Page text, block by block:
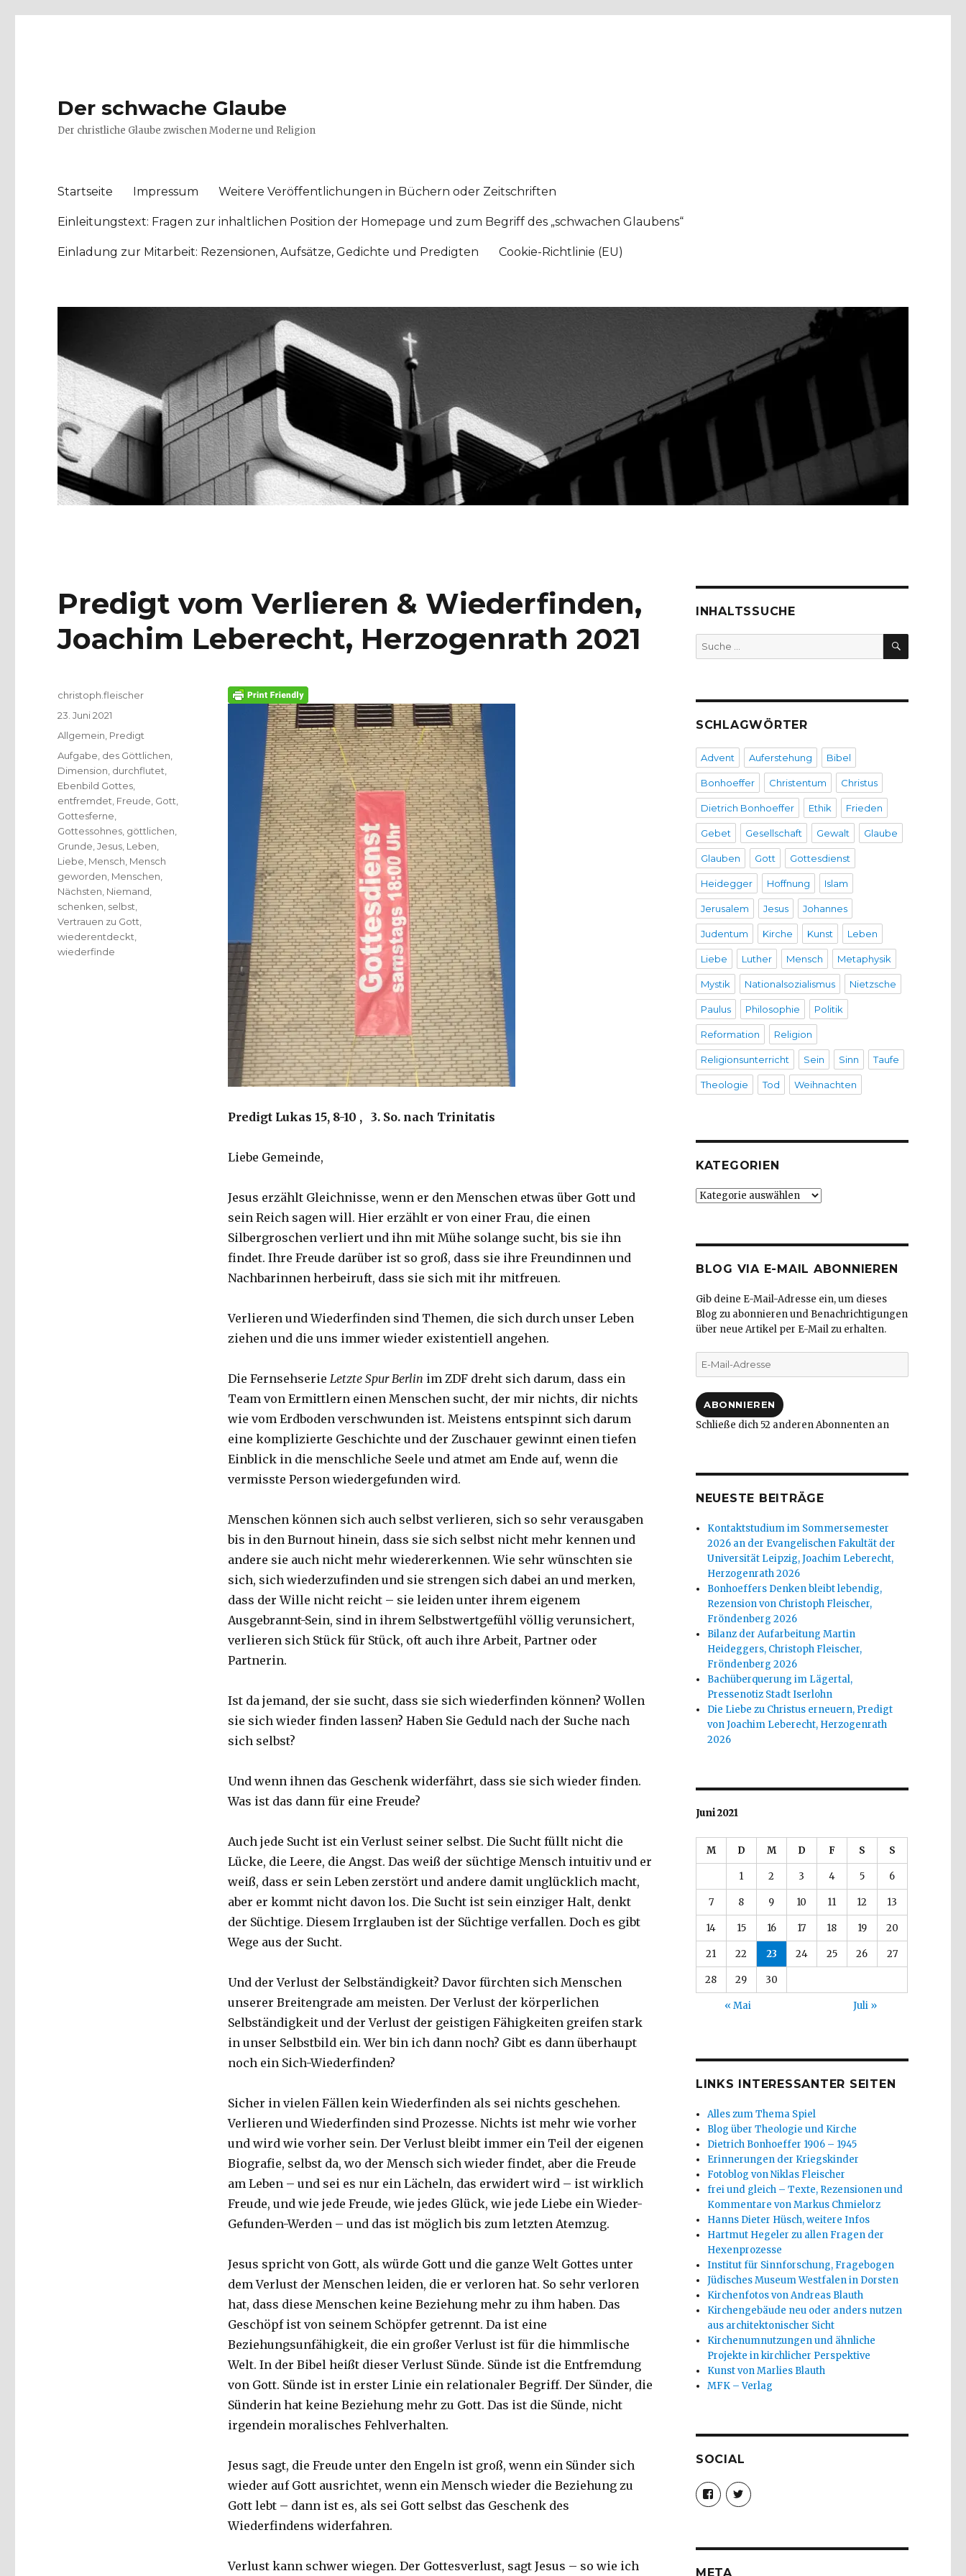
Der schwache Glaube
Der christliche Glaube zwischen Moderne und Religion
Startseite Impressum Weitere Veröffentlichungen in Büchern oder Zeitschriften
Einleitungstext: Fragen zur inhaltlichen Position der Homepage und zum Begriff des „schwachen Glaubens“
Einladung zur Mitarbeit: Rezensionen, Aufsätze, Gedichte und Predigten Cookie-Richtlinie (EU)
Predigt vom Verlieren & Wiederfinden,
Joachim Leberecht, Herzogenrath 2021
Predigt Lukas 15, 8-10 , 3. So. nach Trinitatis
Liebe Gemeinde,
Jesus erzählt Gleichnisse, wenn er den Menschen etwas über Gott und
sein Reich sagen will. Hier erzählt er von einer Frau, die einen
Silbergroschen verliert und ihn mit Mühe solange sucht, bis sie ihn
findet. Ihre Freude darüber ist so groß, dass sie ihre Freundinnen und
Nachbarinnen herbeiruft, dass sie sich mit ihr mitfreuen.
Verlieren und Wiederfinden sind Themen, die sich durch unser Leben
ziehen und die uns immer wieder existentiell angehen.
Die Fernsehserie Letzte Spur Berlin im ZDF dreht sich darum, dass ein
Team von Ermittlern einen Menschen sucht, der mir nichts, dir nichts
wie vom Erdboden verschwunden ist. Meistens entspinnt sich darum
eine komplizierte Geschichte und der Zuschauer gewinnt einen tiefen
Einblick in die menschliche Seele und atmet am Ende auf, wenn die
vermisste Person wiedergefunden wird.
Menschen können sich auch selbst verlieren, sich so sehr verausgaben
bis in den Burnout hinein, dass sie sich selbst nicht mehr kennen und
andere sie auch nicht mehr wiedererkennen. Wie sehr wünschten sie
sich, sich wiederzufinden und sie strengen sich dabei an und merken,
dass der Wille nicht reicht – sie leiden unter ihrem eigenem
Ausgebrannt-Sein, sind in ihrem Selbstwertgefühl völlig verunsichert,
verlieren sich Stück für Stück, oft auch ihre Arbeit, Partner oder
Partnerin.
Ist da jemand, der sie sucht, dass sie sich wiederfinden können? Wollen
sie sich wieder finden lassen? Haben Sie Geduld nach der Suche nach
sich selbst?
Und wenn ihnen das Geschenk widerfährt, dass sie sich wieder finden.
Was ist das dann für eine Freude?
Auch jede Sucht ist ein Verlust seiner selbst. Die Sucht füllt nicht die
Lücke, die Leere, die Angst. Das weiß der süchtige Mensch intuitiv und er
weiß, dass er sein Leben zerstört und andere damit unglücklich macht,
aber er kommt nicht davon los. Die Sucht ist sein einziger Halt, denkt
der Süchtige. Diesem Irrglauben ist der Süchtige verfallen. Doch es gibt
Wege aus der Sucht.
Und der Verlust der Selbständigkeit? Davor fürchten sich Menschen
unserer Breitengrade am meisten. Der Verlust der körperlichen
Selbständigkeit und der Verlust der geistigen Fähigkeiten greifen stark
in unser Selbstbild ein. Wer bin ich dann noch? Gibt es dann überhaupt
noch ein Sich-Wiederfinden?
Sicher in vielen Fällen kein Wiederfinden als sei nichts geschehen.
Verlieren und Wiederfinden sind Prozesse. Nichts ist mehr wie vorher
und wird wie vorher sein. Der Verlust bleibt immer ein Teil der eigenen
Biografie, selbst da, wo der Mensch sich wieder findet, aber die Freude
am Leben – und sei es nur ein Lächeln, das erwidert wird – ist wirklich
Freude, und wie jede Freude, wie jedes Glück, wie jede Liebe ein Wieder-
Gefunden-Werden – und das ist möglich bis zum letzten Atemzug.
Jesus spricht von Gott, als würde Gott und die ganze Welt Gottes unter
dem Verlust der Menschen leiden, die er verloren hat. So sehr verloren
hat, dass diese Menschen keine Beziehung mehr zu ihm haben. Das
Geschöpf ist von seinem Schöpfer getrennt. Da ist eine
Beziehungsunfähigkeit, die ein großer Verlust ist für die himmlische
Welt. In der Bibel heißt dieser Verlust Sünde. Sünde ist die Entfremdung
von Gott. Sünde ist in erster Linie ein relationaler Begriff. Der Sünder, die
Sünderin hat keine Beziehung mehr zu Gott. Das ist die Sünde, nicht
irgendein moralisches Fehlverhalten.
Jesus sagt, die Freude unter den Engeln ist groß, wenn ein Sünder sich
wieder auf Gott ausrichtet, wenn ein Mensch wieder die Beziehung zu
Gott lebt – dann ist es, als sei Gott selbst das Geschenk des
Wiederfindens widerfahren.
Verlust kann schwer wiegen. Der Gottesverlust, sagt Jesus – so wie ich
Autor
christoph.fleischer
Veröffentlicht
am
23. Juni 2021
Kategorien
Allgemein Predigt
Schlagwörter
Aufgabe des Göttlichen
Dimension durchflutet
Ebenbild Gottes
entfremdet Freude Gott
Gottesferne
Gottessohnes göttlichen
Grunde ,Jesus Leben
Liebe Mensch Mensch
geworden Menschen
Nächsten Niemand
schenken selbst
Vertrauen zu Gott
wiederentdeckt
wiederfinde
INHALTSSUCHE
Suche
nach:
SUCHEN
SCHLAGWÖRTER
Advent Auferstehung Bibel
Bonhoeffer Christentum Christus
Dietrich Bonhoeffer Ethik Frieden
Gebet Gesellschaft Gewalt Glaube
Glauben Gott Gottesdienst
Heidegger Hoffnung Islam
Jerusalem Jesus Johannes
Judentum Kirche Kunst Leben
Liebe Luther Mensch Metaphysik
Mystik Nationalsozialismus Nietzsche
Paulus Philosophie Politik
Reformation Religion
Religionsunterricht Sein Sinn Taufe
Theologie Tod Weihnachten
KATEGORIEN
Kategorien
BLOG VIA E-MAIL ABONNIEREN
Gib deine E-Mail-Adresse ein, um dieses
Blog zu abonnieren und Benachrichtigungen
über neue Artikel per E-Mail zu erhalten.
E-
Mail-
ABONNIEREN
Schließe dich 52 anderen Abonnenten an
NEUESTE BEITRÄGE
Kontaktstudium im Sommersemester
2026 an der Evangelischen Fakultät der
Universität Leipzig, Joachim Leberecht,
Herzogenrath 2026
Bonhoeffers Denken bleibt lebendig,
Rezension von Christoph Fleischer,
Fröndenberg 2026
Bilanz der Aufarbeitung Martin
Heideggers, Christoph Fleischer,
Fröndenberg 2026
Bachüberquerung im Lägertal,
Pressenotiz Stadt Iserlohn
Die Liebe zu Christus erneuern, Predigt
von Joachim Leberecht, Herzogenrath
2026
Juni 2021
M D M D F S S
1 2 3 4 5 6
7 8 9 10 11 12 13
14 15 16 17 18 19 20
21 22 23 24 25 26 27
28 29 30
« Mai Juli »
LINKS INTERESSANTER SEITEN
Alles zum Thema Spiel
Blog über Theologie und Kirche
Dietrich Bonhoeffer 1906 – 1945
Erinnerungen der Kriegskinder
Fotoblog von Niklas Fleischer
frei und gleich – Texte, Rezensionen und
Kommentare von Markus Chmielorz
Hanns Dieter Hüsch, weitere Infos
Hartmut Hegeler zu allen Fragen der
Hexenprozesse
Institut für Sinnforschung, Fragebogen
Jüdisches Museum Westfalen in Dorsten
Kirchenfotos von Andreas Blauth
Kirchengebäude neu oder anders nutzen
aus architektonischer Sicht
Kirchenumnutzungen und ähnliche
Projekte in kirchlicher Perspektive
Kunst von Marlies Blauth
MFK – Verlag
SOCIAL
Profil
von
christoph.fleischer1
anzeigen
Profil
von
anzeigen
META